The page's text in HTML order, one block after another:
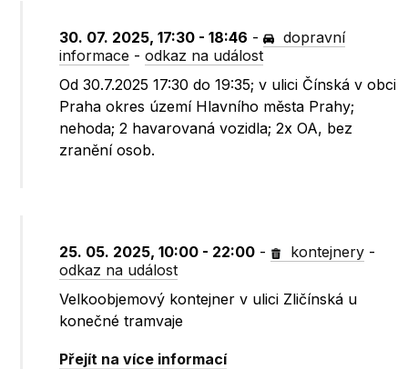
30. 07. 2025, 17:30 - 18:46 -
dopravní
informace -odkaz na událost
Od 30.7.2025 17:30 do 19:35; v ulici Čínská v obci
Praha okres území Hlavního města Prahy;
nehoda; 2 havarovaná vozidla; 2x OA, bez
zranění osob.
25. 05. 2025, 10:00 - 22:00 - kontejnery -
odkaz na událost
Velkoobjemový kontejner v ulici Zličínská u
konečné tramvaje
Přejít na více informací